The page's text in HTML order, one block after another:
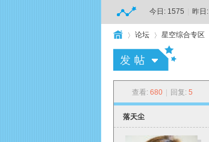
今日: 1575 昨日:
论坛 星空综合专区
查看: 680 回复: 5
落天尘